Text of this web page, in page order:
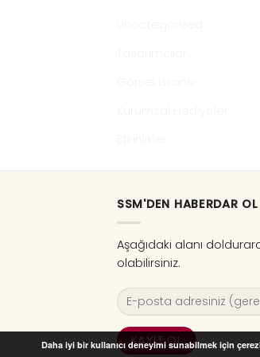
SSM'DEN HABERDAR OL
Aşağıdaki alanı
olabilirsiniz.
Daha iyi bir kullanıcı deneyimi sunabilmek için